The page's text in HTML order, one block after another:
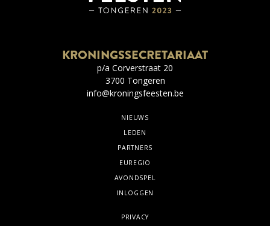
KRONINGSSECRETARIAAT
p/a Corverstraat 20
3700 Tongeren
info@kroningsfeesten.be
NIEUWS
LEDEN
PARTNERS
EUREGIO
AVONDSPEL
INLOGGEN
PRIVACY